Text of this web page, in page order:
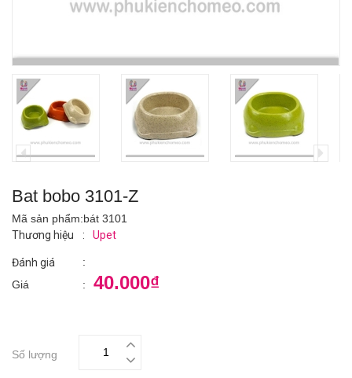
Bat bobo 3101-Z
Mã sản phẩm:bát 3101
Thương hiệu
: Upet
Đánh giá
:
Giá
: 40.000₫
Số lượng